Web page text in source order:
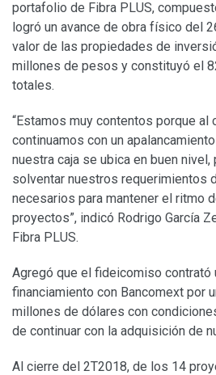
portafolio de Fibra PLUS,
logró un avance de obra físico del
valor de las propiedades de
millones de pesos y constituyó el
totales.
“Estamos muy contentos porque
continuamos con un
nuestra caja se ubica en buen
solventar nuestros requerimientos
necesarios para mantener el ritmo
proyectos”, indicó Rodrigo García
Fibra PLUS.
Agregó que el fideicomiso contrató
financiamiento con Bancomext por
millones de dólares con
de continuar con la adquisición de
Al cierre del 2T2018, de los 14